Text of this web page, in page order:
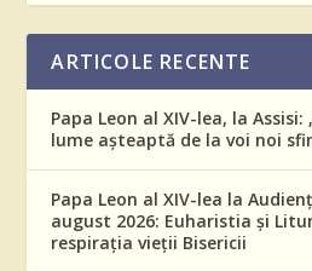
ARTICOLE RECENTE
Papa Leon al XIV-lea, la
lume așteaptă de la voi noi
Papa Leon al XIV-lea la
august 2026: Euharistia și
respirația vieții Bisericii